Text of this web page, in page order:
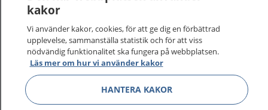
1177 ger dig råd när du vill må bättre.
1177 på flera språk Visa
kakor
Vi använder kakor, cookies, för att ge dig en förbättrad
upplevelse, sammanställa statistik och för att viss
nödvändig funktionalitet ska fungera på webbplatsen.
Läs mer om hur vi använder kakor
HANTERA KAKOR